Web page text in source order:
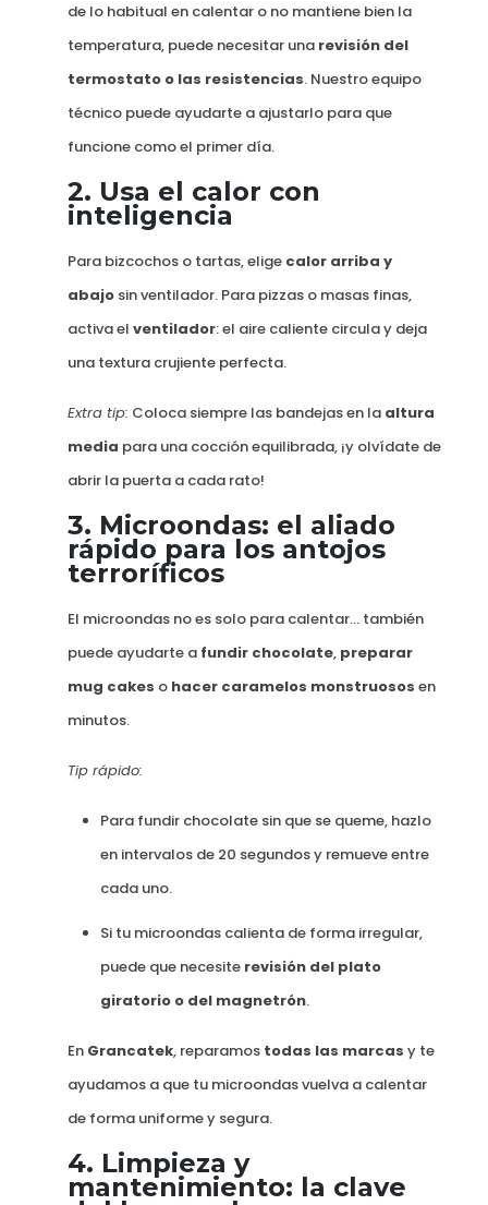
de lo habitual en calentar o no mantiene bien la
temperatura, puede necesitar una revisión del
termostato o las resistencias. Nuestro equipo
técnico puede ayudarte a ajustarlo para que
funcione como el primer día.
2. Usa el calor con
inteligencia
Para bizcochos o tartas, elige calor arriba y
abajosin ventilador. Para pizzas o masas finas,
activa el ventilador: el aire caliente circula y deja
una textura crujiente perfecta.
Extra tip: Coloca siempre las bandejas en la altura
media para una cocción equilibrada, ¡y olvídate de
abrir la puerta a cada rato!
3. Microondas: el aliado
rápido para los antojos
terroríficos
El microondas no es solo para calentar… también
puede ayudarte a fundir chocolate, preparar
mug cakes o hacer caramelos monstruosos en
minutos.
Tip rápido:
Para fundir chocolate sin que se queme, hazlo
en intervalos de 20 segundos y remueve entre
cada uno.
Si tu microondas calienta de forma irregular,
puede que necesite revisión del plato
giratorio o del magnetrón.
En Grancatek, reparamos todas las marcas y te
ayudamos a que tu microondas vuelva a calentar
de forma uniforme y segura.
4. Limpieza y
mantenimiento: la clave